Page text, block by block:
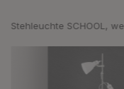
Stehleuchte SCHOOL,